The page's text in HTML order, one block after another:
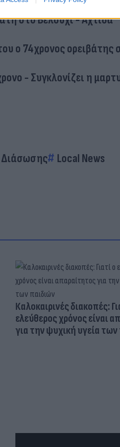
στην Ευρυτανία
στο Βελούχι - Αχτίδα
ο 74χρονος ορειβάτης
- Συγκλονίζει η
Διάσωσης Local News
Καλοκαιρινές διακοπές:
ελεύθερος χρόνος είναι
για την ψυχική υγεία